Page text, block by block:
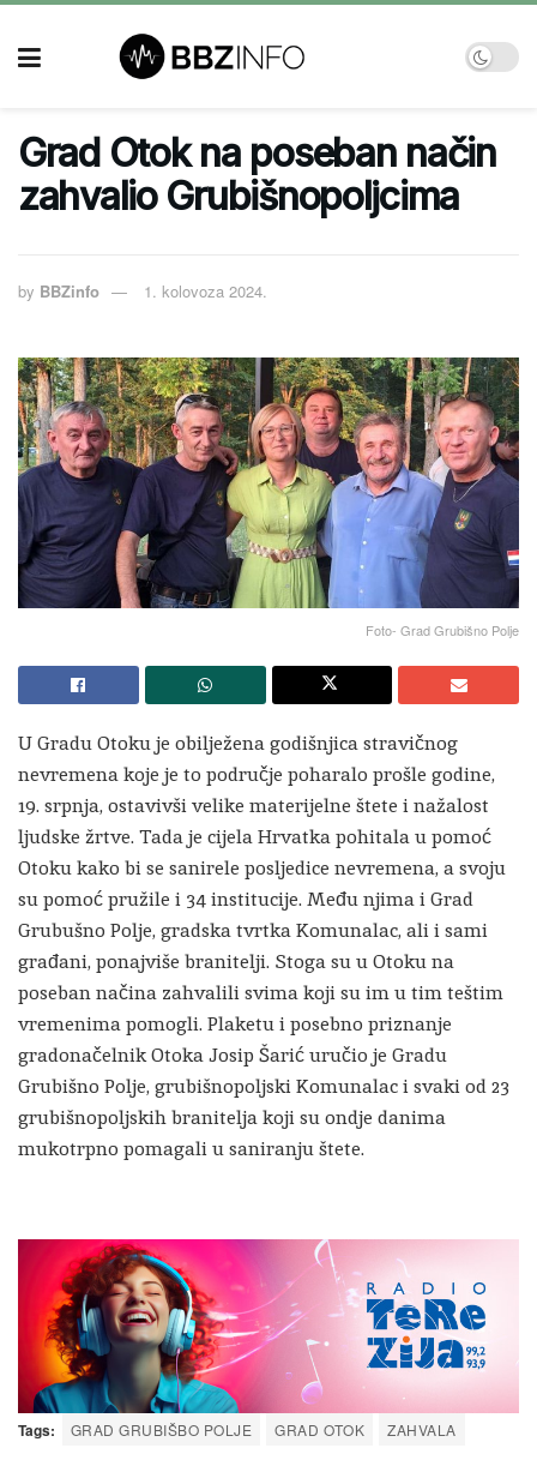
Grad Otok na poseban način
zahvalio Grubišnopoljcima
by BBZinfo 1. kolovoza 2024.
Foto- Grad Grubišno Polje
U Gradu Otoku je obilježena godišnjica stravičnog
nevremena koje je to područje poharalo prošle godine,
19. srpnja, ostavivši velike materijelne štete i nažalost
ljudske žrtve. Tada je cijela Hrvatka pohitala u pomoć
Otoku kako bi se sanirele posljedice nevremena, a svoju
su pomoć pružile i 34 institucije. Među njima i Grad
Grubušno Polje, gradska tvrtka Komunalac, ali i sami
građani, ponajviše branitelji. Stoga su u Otoku na
poseban načina zahvalili svima koji su im u tim teštim
vremenima pomogli. Plaketu i posebno priznanje
gradonačelnik Otoka Josip Šarić uručio je Gradu
Grubišno Polje, grubišnopoljski Komunalac i svaki od 23
grubišnopoljskih branitelja koji su ondje danima
mukotrpno pomagali u saniranju štete.
Tags: GRAD GRUBIŠBO POLJE GRAD OTOK ZAHVALA